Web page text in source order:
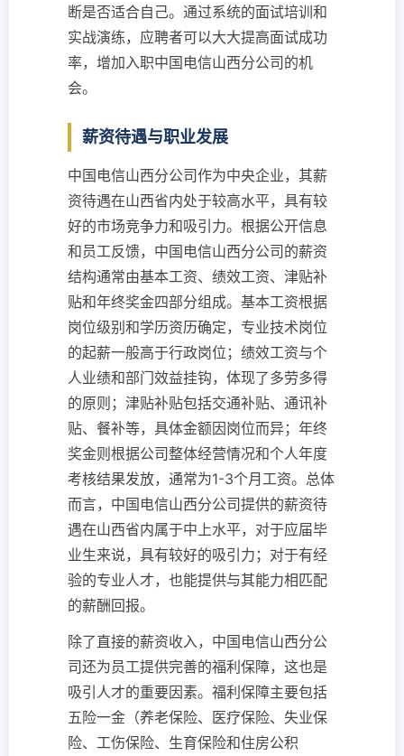
断是否适合自己。通过系统的面试培训和
实战演练，应聘者可以大大提高面试成功
率，增加入职中国电信山西分公司的机
会。
薪资待遇与职业发展
中国电信山西分公司作为中央企业，其薪
资待遇在山西省内处于较高水平，具有较
好的市场竞争力和吸引力。根据公开信息
和员工反馈，中国电信山西分公司的薪资
结构通常由基本工资、绩效工资、津贴补
贴和年终奖金四部分组成。基本工资根据
岗位级别和学历资历确定，专业技术岗位
的起薪一般高于行政岗位；绩效工资与个
人业绩和部门效益挂钩，体现了多劳多得
的原则；津贴补贴包括交通补贴、通讯补
贴、餐补等，具体金额因岗位而异；年终
奖金则根据公司整体经营情况和个人年度
考核结果发放，通常为1-3个月工资。总体
而言，中国电信山西分公司提供的薪资待
遇在山西省内属于中上水平，对于应届毕
业生来说，具有较好的吸引力；对于有经
验的专业人才，也能提供与其能力相匹配
的薪酬回报。
除了直接的薪资收入，中国电信山西分公
司还为员工提供完善的福利保障，这也是
吸引人才的重要因素。福利保障主要包括
五险一金（养老保险、医疗保险、失业保
险、工伤保险、生育保险和住房公积